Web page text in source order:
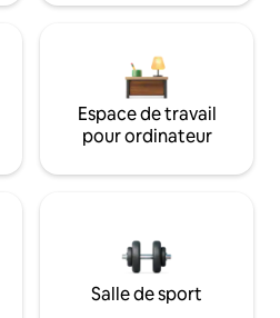
Espace de travail
pour ordinateur
Salle de sport